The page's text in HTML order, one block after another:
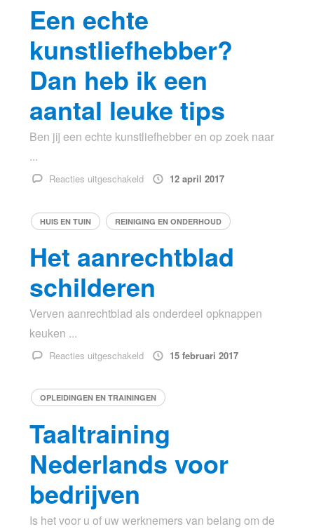
of
doen?
Een echte
kunstliefhebber?
Dan heb ik een
aantal leuke tips
Ben jij een echte kunstliefhebber en op zoek naar
...
Reacties uitgeschakeldvoor
kunstliefhebber?
heb
een
leuke
12 april 2017
HUIS EN TUIN REINIGING EN ONDERHOUD
Het aanrechtblad
schilderen
Verven aanrechtblad als onderdeel opknappen
keuken ...
Reacties uitgeschakeldvoor
schilderen
15 februari 2017
OPLEIDINGEN EN TRAININGEN
Taaltraining
Nederlands voor
bedrijven
Is het voor u of uw werknemers van belang om de